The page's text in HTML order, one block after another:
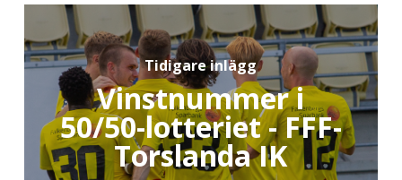
Tidigare inlägg
Vinstnummer i
50/50-lotteriet - FFF-
Torslanda IK